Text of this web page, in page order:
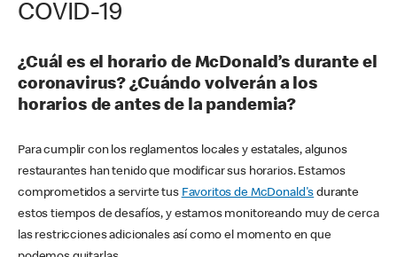
COVID-19
¿Cuál es el horario de McDonald’s durante el
coronavirus? ¿Cuándo volverán a los
horarios de antes de la pandemia?
Para cumplir con los reglamentos locales y estatales, algunos
restaurantes han tenido que modificar sus horarios. Estamos
comprometidos a servirte tus Favoritos de McDonald's durante
estos tiempos de desafíos, y estamos monitoreando muy de cerca
las restricciones adicionales así como el momento en que